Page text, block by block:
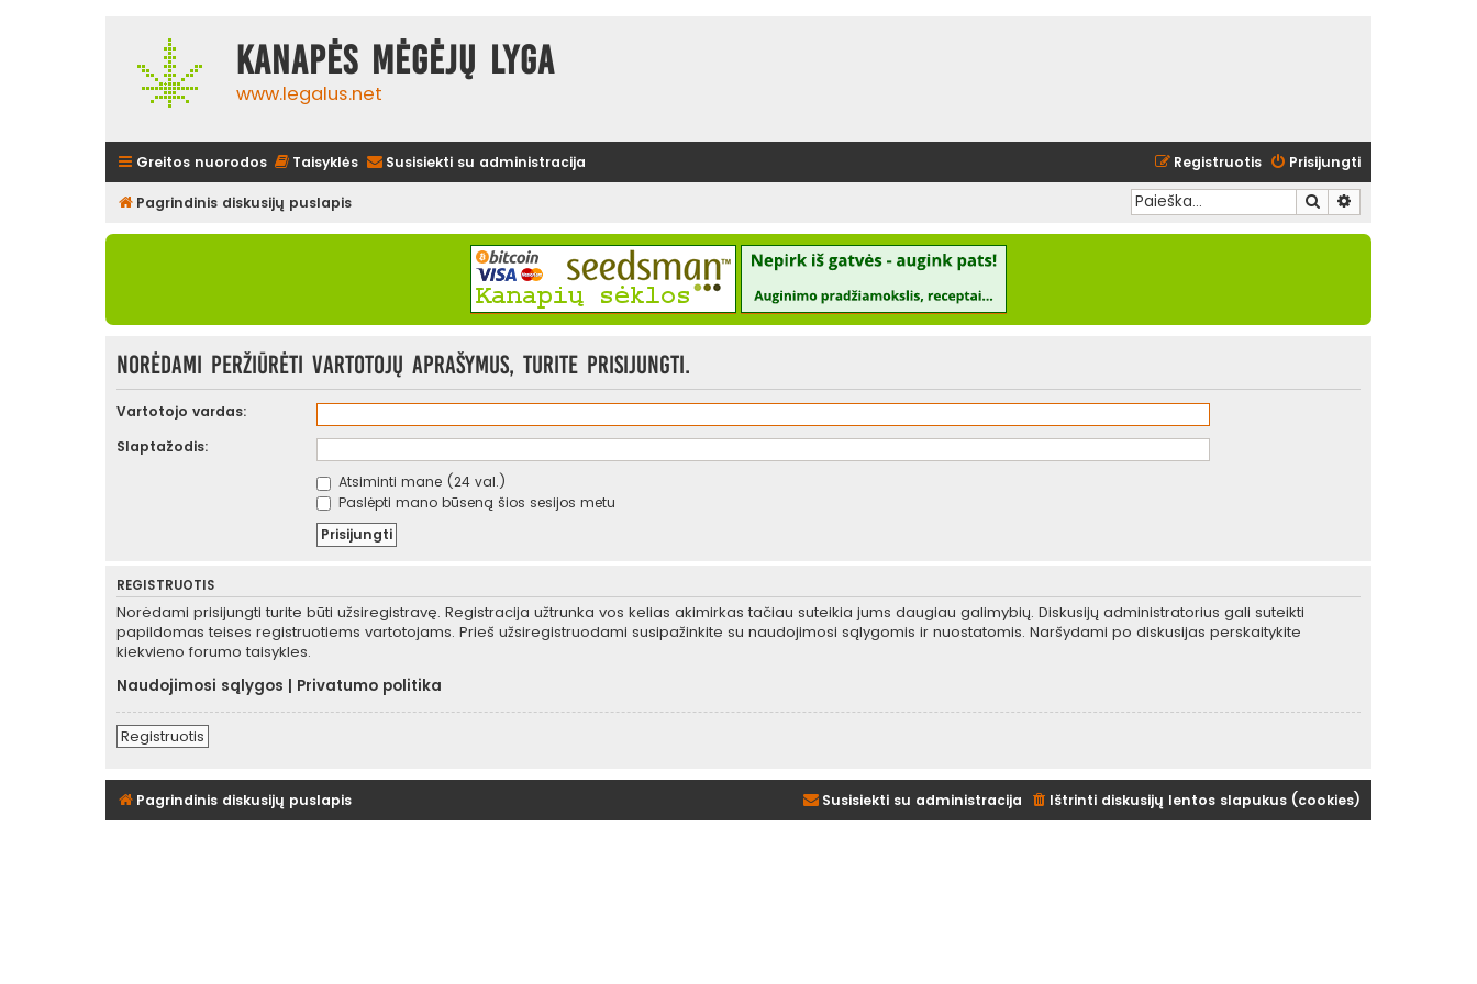
Kanapės mėgėjų lyga
www.legalus.net
Greitos nuorodos Taisyklės Susisiekti su administracija Prisijungti
Registruotis
Pagrindinis diskusijų puslapis Ieškoti
Norėdami peržiūrėti vartotojų aprašymus, turite prisijungti.
Vartotojo vardas:
Slaptažodis:
Atsiminti mane (24 val.)
Paslėpti mano būseną šios sesijos metu
REGISTRUOTIS
Norėdami prisijungti turite būti užsiregistravę. Registracija užtrunka vos kelias akimirkas tačiau suteikia jums daugiau galimybių. Diskusijų administratorius gali suteikti
papildomas teises registruotiems vartotojams. Prieš užsiregistruodami susipažinkite su naudojimosi sąlygomis ir nuostatomis. Naršydami po diskusijas perskaitykite
kiekvieno forumo taisykles.
Naudojimosi sąlygos
Privatumo politika
Registruotis
Pagrindinis diskusijų puslapis Ištrinti diskusijų lentos slapukus (cookies)
Susisiekti su administracija